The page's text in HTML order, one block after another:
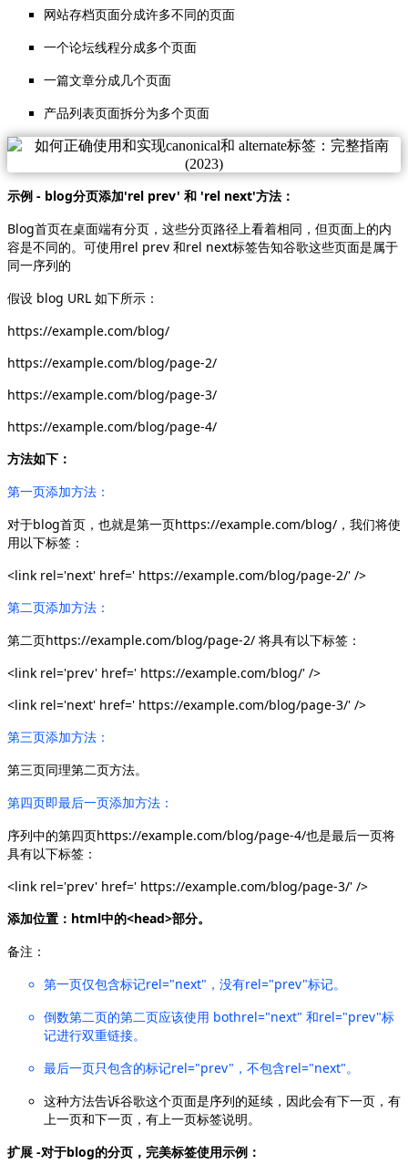
网站存档页面分成许多不同的页面
一个论坛线程分成多个页面
一篇文章分成几个页面
产品列表页面拆分为多个页面
示例 - blog分页添加'rel prev' 和 'rel next'方法：
Blog首页在桌面端有分页，这些分页路径上看着相同，但页面上的内
容是不同的。可使用rel prev 和rel next标签告知谷歌这些页面是属于
同一序列的
假设 blog URL 如下所示：
https://example.com/blog/
https://example.com/blog/page-2/
https://example.com/blog/page-3/
https://example.com/blog/page-4/
方法如下：
第一页添加方法：
对于blog首页，也就是第一页https://example.com/blog/，我们将使
用以下标签：
<link rel='next' href=' https://example.com/blog/page-2/' />
第二页添加方法：
第二页https://example.com/blog/page-2/ 将具有以下标签：
<link rel='prev' href=' https://example.com/blog/' />
<link rel='next' href=' https://example.com/blog/page-3/' />
第三页添加方法：
第三页同理第二页方法。
第四页即最后一页添加方法：
序列中的第四页https://example.com/blog/page-4/也是最后一页将
具有以下标签：
<link rel='prev' href=' https://example.com/blog/page-3/' />
添加位置：html中的<head>部分。
备注：
第一页仅包含标记rel="next"，没有rel="prev"标记。
倒数第二页的第二页应该使用 bothrel="next" 和rel="prev"标
记进行双重链接。
最后一页只包含的标记rel="prev"，不包含rel="next"。
这种方法告诉谷歌这个页面是序列的延续，因此会有下一页，有
上一页和下一页，有上一页标签说明。
扩展 -对于blog的分页，完美标签使用示例：